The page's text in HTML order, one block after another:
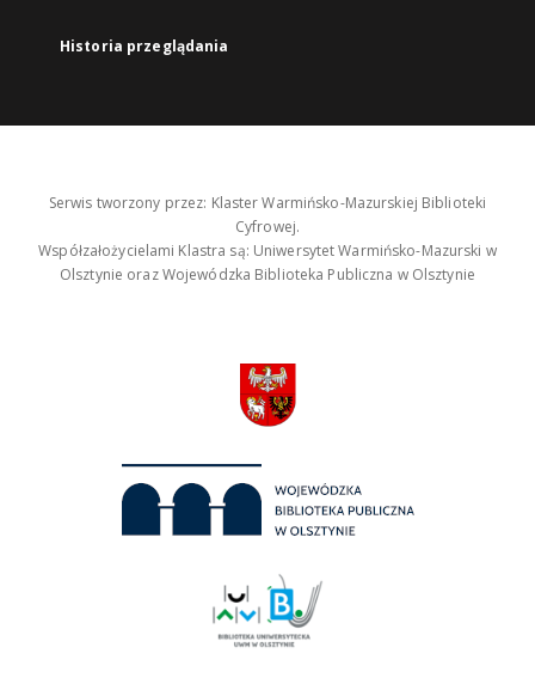
Historia przeglądania
Serwis tworzony przez: Klaster Warmińsko-Mazurskiej Biblioteki
Cyfrowej.
Współzałożycielami Klastra są: Uniwersytet Warmińsko-Mazurski w
Olsztynie oraz Wojewódzka Biblioteka Publiczna w Olsztynie